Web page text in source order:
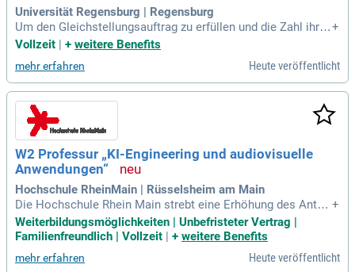
Universität Regensburg | Regensburg
Um den Gleichstellungsauftrag zu erfüllen und die Zahl ihrer
Professorinnen zu erhöhen, fordert sie qualifizierte Wissens
+
Vollzeit | + weitere Benefits
mehr erfahren Heute veröffentlicht
W2 Professur „KI-Engineering und audiovisuelle
Anwendungen“
Hochschule RheinMain | Rüsselsheim am Main
Die Hochschule Rhein Main strebt eine Erhöhung des Anteil
s an Professorinnen an und bittet deshalb qualifizierte Wiss
enschaftlerinnen ausdrücklich um ihre Bewerbung. Ihre inhal
gerne Prof. Dr.
+
Weiterbildungsmöglichkeiten | Unbefristeter Vertrag |
Familienfreundlich | Vollzeit | + weitere Benefits
mehr erfahren Heute veröffentlicht